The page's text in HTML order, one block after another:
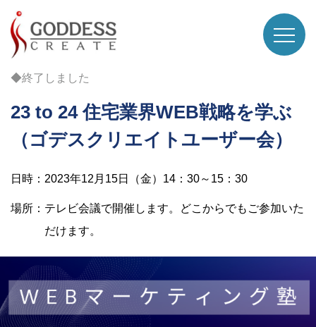
◆終了しました
23 to 24 住宅業界WEB戦略を学ぶ
（ゴデスクリエイトユーザー会）
日時：2023年12月15日（金）14：30～15：30
場所：テレビ会議で開催します。どこからでもご参加いた
だけます。